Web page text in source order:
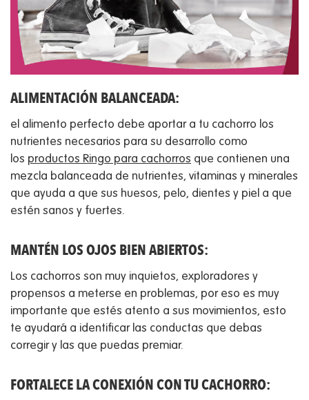
ALIMENTACIÓN BALANCEADA:
el alimento perfecto debe aportar a tu cachorro los
nutrientes necesarios para su desarrollo como
los productos Ringo para cachorros que contienen una
mezcla balanceada de nutrientes, vitaminas y minerales
que ayuda a que sus huesos, pelo, dientes y piel a que
estén sanos y fuertes.
MANTÉN LOS OJOS BIEN ABIERTOS:
Los cachorros son muy inquietos, exploradores y
propensos a meterse en problemas, por eso es muy
importante que estés atento a sus movimientos, esto
te ayudará a identificar las conductas que debas
corregir y las que puedas premiar.
FORTALECE LA CONEXIÓN CON TU CACHORRO: